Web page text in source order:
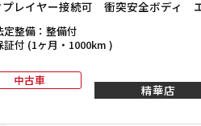
定整備：整備付
証付 (1ヶ月・1000km )
中古車
精華店